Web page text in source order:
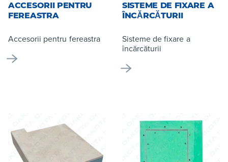
ACCESORII PENTRU
FEREASTRA
Accesorii pentru fereastra
SISTEME DE FIXARE A
ÎNCĂRCĂTURII
Sisteme de fixare a
încărcăturii